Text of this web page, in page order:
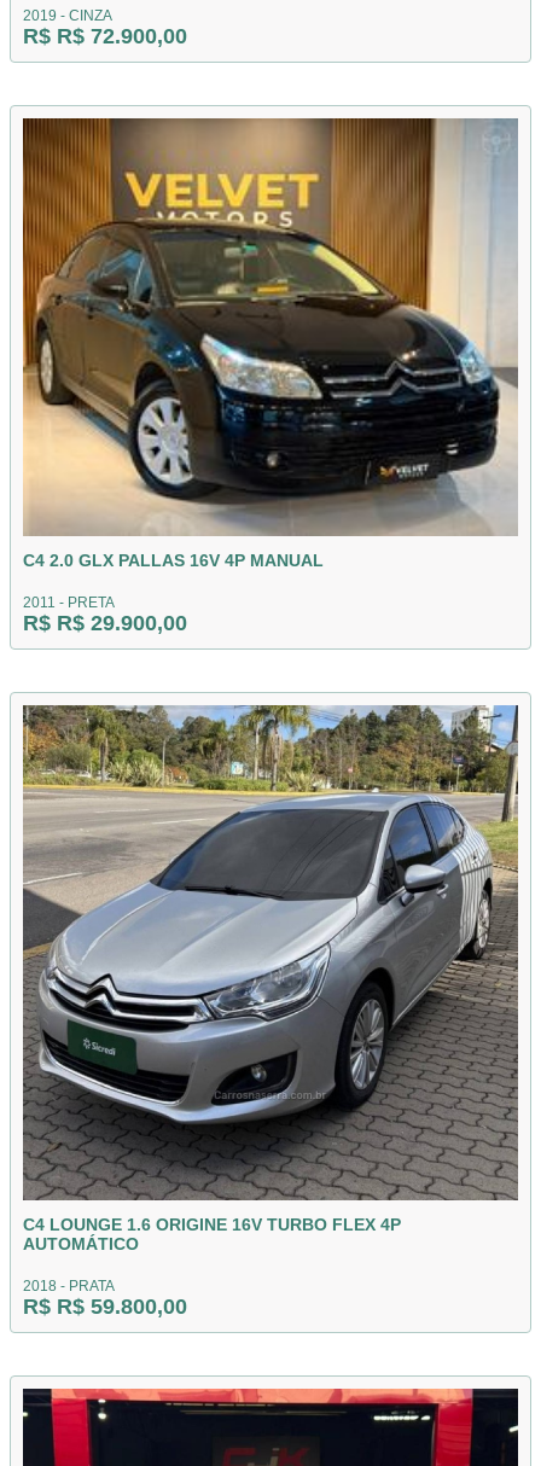
2019 - CINZA
R$ R$ 72.900,00
C4 2.0 GLX PALLAS 16V 4P MANUAL
2011 - PRETA
R$ R$ 29.900,00
C4 LOUNGE 1.6 ORIGINE 16V TURBO FLEX 4P
AUTOMÁTICO
2018 - PRATA
R$ R$ 59.800,00